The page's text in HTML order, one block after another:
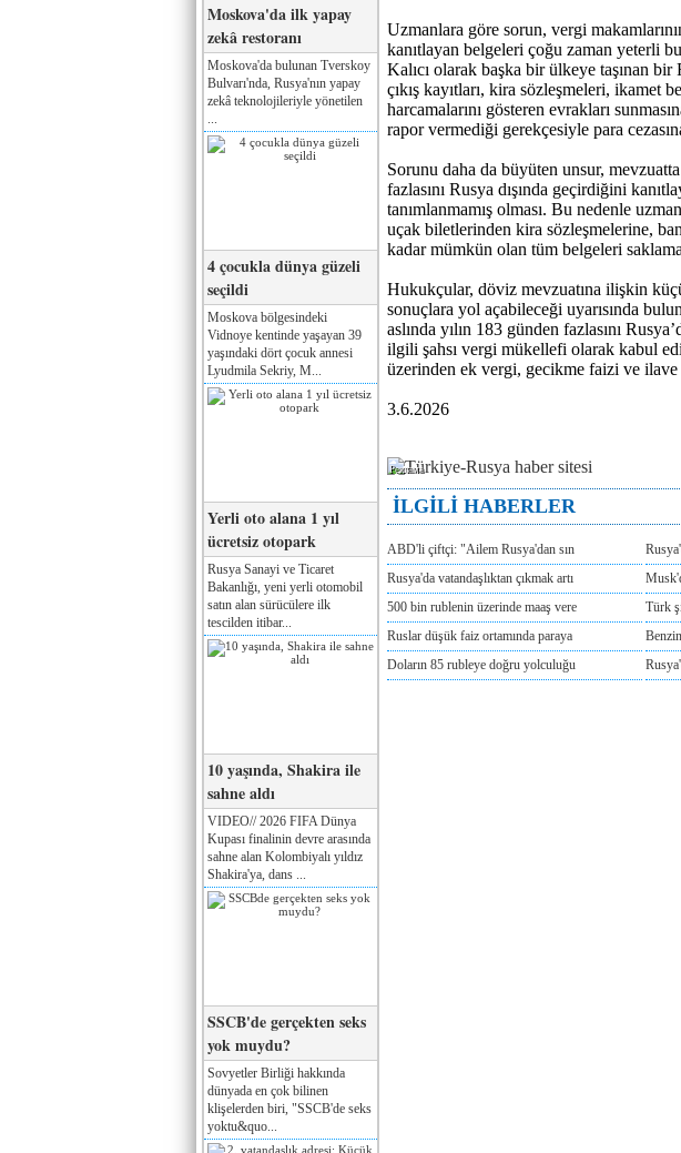
Moskova'da ilk yapay
zekâ restoranı
Moskova'da bulunan Tverskoy
Bulvarı'nda, Rusya'nın yapay
zekâ teknolojileriyle yönetilen
4 çocukla dünya güzeli
seçildi
Moskova bölgesindeki
Vidnoye kentinde yaşayan 39
yaşındaki dört çocuk annesi
Lyudmila Sekriy, M...
Yerli oto alana 1 yıl
ücretsiz otopark
Rusya Sanayi ve Ticaret
Bakanlığı, yeni yerli otomobil
satın alan sürücülere ilk
tescilden itibar...
10 yaşında, Shakira ile
sahne aldı
VIDEO// 2026 FIFA Dünya
Kupası finalinin devre arasında
sahne alan Kolombiyalı yıldız
Shakira'ya, dans ...
SSCB'de gerçekten seks
yok muydu?
Sovyetler Birliği hakkında
dünyada en çok bilinen
klişelerden biri, "SSCB'de seks
yoktu&quo...
Uzmanlara göre sorun, vergi
kanıtlayan belgeleri çoğu zaman yeterli
Kalıcı olarak başka bir ülkeye taşınan bir
çıkış kayıtları, kira sözleşmeleri, ikamet
harcamalarını gösteren evrakları
rapor vermediği gerekçesiyle para
Sorunu daha da büyüten unsur,
fazlasını Rusya dışında geçirdiğini
tanımlanmamış olması. Bu nedenle
uçak biletlerinden kira sözleşmelerine,
kadar mümkün olan tüm belgeleri
Hukukçular, döviz mevzuatına ilişkin
sonuçlara yol açabileceği uyarısında
aslında yılın 183 günden fazlasını
ilgili şahsı vergi mükellefi olarak kabul
üzerinden ek vergi, gecikme faizi ve ilave
3.6.2026
Реклама
İLGİLİ HABERLER
ABD'li çiftçi: "Ailem Rusya'dan sın
Rusya'da vatandaşlıktan çıkmak artı
500 bin rublenin üzerinde maaş vere
Türk
Ruslar düşük faiz ortamında paraya
Doların 85 rubleye doğru yolculuğu